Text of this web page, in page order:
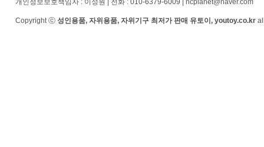
개인정보보호책임자 : 이성원 | 전화 : 010-6379-6009 | ncplanet@naver.com
Copyright ⓒ 성인용품, 자위용품, 자위기구 최저가 판매 유토이, youtoy.co.kr